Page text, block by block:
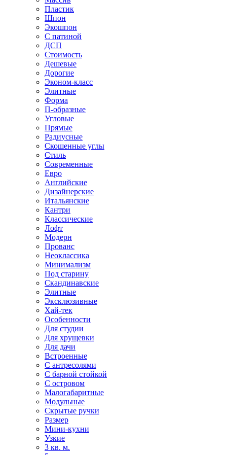
Пластик
Шпон
Экошпон
С патиной
ДСП
Стоимость
Дешевые
Дорогие
Эконом-класс
Элитные
Форма
П-образные
Угловые
Прямые
Радиусные
Скошенные углы
Стиль
Современные
Евро
Английские
Дизайнерские
Итальянские
Кантри
Классические
Лофт
Модерн
Прованс
Неоклассика
Минимализм
Под старину
Скандинавские
Элитные
Эксклюзивные
Хай-тек
Особенности
Для студии
Для хрущевки
Для дачи
Встроенные
С антресолями
С барной стойкой
С островом
Малогабаритные
Модульные
Скрытые ручки
Размер
Мини-кухни
Узкие
3 кв. м.